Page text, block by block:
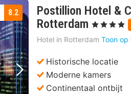
Volgende foto
8.2
Postillion Hotel &
Rotterdam 2
nachten
vanaf
€
130,47
, 4 Sterren
Hotel in Rotterdam Toon op
Historische locatie
Moderne kamers
Continentaal ontbijt